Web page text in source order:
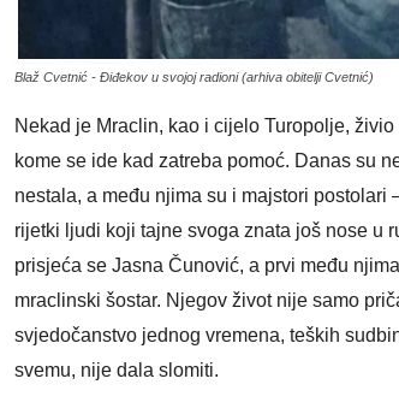
Blaž Cvetnić - Điđekov u svojoj radioni (arhiva obitelji Cvetnić)
Nekad je Mraclin, kao i cijelo Turopolje,
kome se ide kad zatreba pomoć. Danas su
nestala, a među njima su i majstori postolari
rijetki ljudi koji tajne svoga znata još nose u
prisjeća se Jasna Čunović, a prvi među
mraclinski šostar. Njegov život nije samo
svjedočanstvo jednog vremena, teških
svemu, nije dala slomiti.